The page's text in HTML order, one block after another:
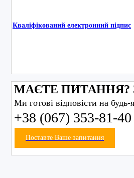
Кваліфікований електронний підпис
МАЄТЕ ПИТАННЯ?
Ми готові відповісти на
+38 (067) 353-81-40
Поставте Ваше запитання